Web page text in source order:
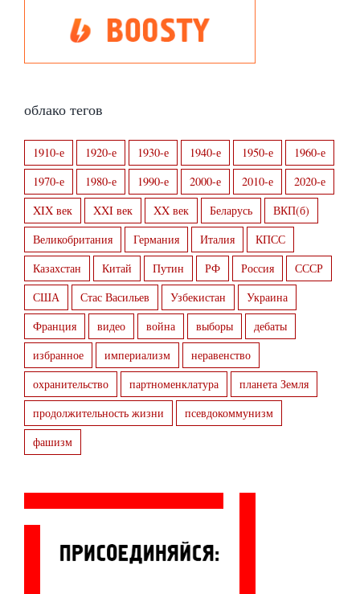
облако тегов
1910-е 1920-е 1930-е 1940-е 1950-е
1960-е
1970-е
1980-е 1990-е 2000-е 2010-е
2020-е
XIX век
XXI век XX век Беларусь
ВКП(б)
Великобритания
Германия Италия
КПСС
Казахстан
Китай Путин РФ Россия
СССР
США
Стас Васильев Узбекистан
Украина
Франция
видео война выборы
дебаты
избранное
империализм
неравенство
охранительство
партноменклатура
планета Земля
продолжительность жизни
псевдокоммунизм
фашизм